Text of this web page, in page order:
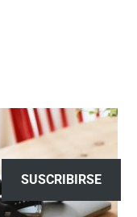
SUSCRIBIRSE